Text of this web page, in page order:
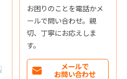
お困りのことを電話かメ
ールで問い合わせ。親
切、丁寧にお応えしま
す。
メールで
お問い合わせ